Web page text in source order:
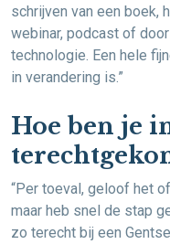
schrijven van een boek,
webinar, podcast of
technologie. Een hele
in verandering is.”
Hoe ben je
“Per toeval, geloof het
maar heb snel de stap
zo terecht bij een